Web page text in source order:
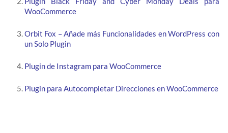
WooCommerce
Orbit Fox – Añade más Funcionalidades en WordPress con
un Solo Plugin
Plugin de Instagram para WooCommerce
Plugin para Autocompletar Direcciones en WooCommerce